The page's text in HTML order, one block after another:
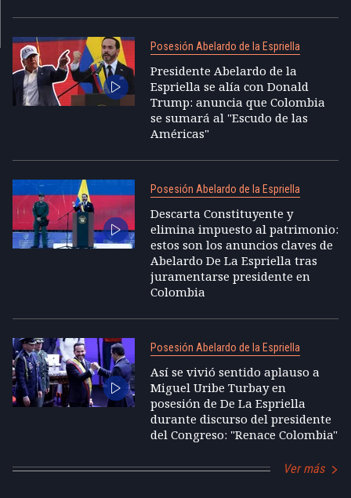
Posesión Abelardo de la Espriella
Presidente Abelardo de la
Espriella se alía con Donald
Trump: anuncia que Colombia
se sumará al "Escudo de las
Américas"
Posesión Abelardo de la Espriella
Descarta Constituyente y
elimina impuesto al patrimonio:
estos son los anuncios claves de
Abelardo De La Espriella tras
juramentarse presidente en
Colombia
Posesión Abelardo de la Espriella
Así se vivió sentido aplauso a
Miguel Uribe Turbay en
posesión de De La Espriella
durante discurso del presidente
del Congreso: "Renace Colombia"
Ver más